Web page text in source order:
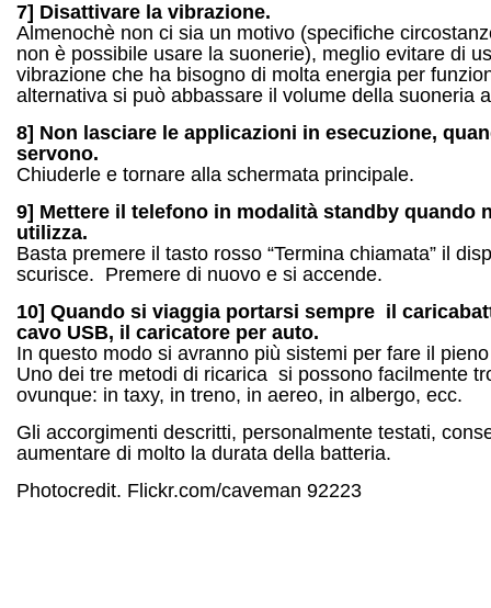
7] Disattivare la vibrazione.
Almenochè non ci sia un motivo (specifiche
non è possibile usare la suonerie), meglio evitare di
vibrazione che ha bisogno di molta energia per
alternativa si può abbassare il volume della suoneria
8] Non lasciare le applicazioni in esecuzione,
servono.
Chiuderle e tornare alla schermata principale.
9] Mettere il telefono in modalità standby quando
utilizza.
Basta premere il tasto rosso “Termina chiamata” il
scurisce. Premere di nuovo e si accende.
10] Quando si viaggia portarsi sempre il
cavo USB, il caricatore per auto.
In questo modo si avranno più sistemi per fare il
Uno dei tre metodi di ricarica si possono facilmente
ovunque: in taxy, in treno, in aereo, in albergo, ecc.
Gli accorgimenti descritti, personalmente testati,
aumentare di molto la durata della batteria.
Photocredit. Flickr.com/caveman 92223